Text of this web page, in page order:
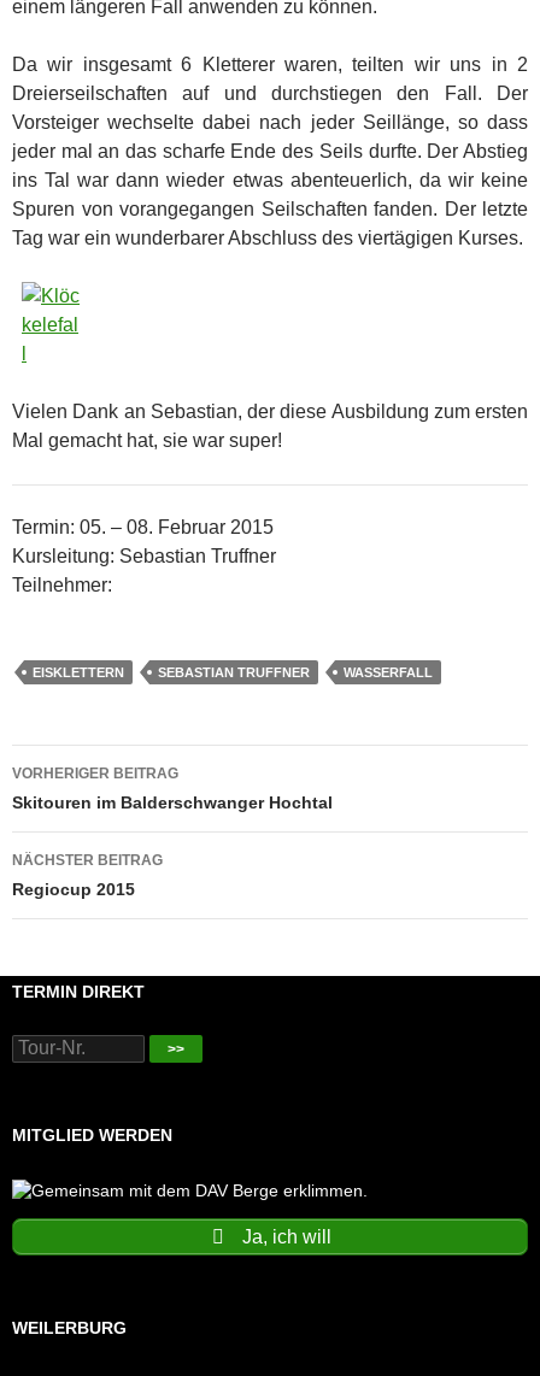
einem längeren Fall anwenden zu können.
Da wir insgesamt 6 Kletterer waren, teilten wir uns in 2
Dreierseilschaften auf und durchstiegen den Fall. Der
Vorsteiger wechselte dabei nach jeder Seillänge, so dass
jeder mal an das scharfe Ende des Seils durfte. Der Abstieg
ins Tal war dann wieder etwas abenteuerlich, da wir keine
Spuren von vorangegangen Seilschaften fanden. Der letzte
Tag war ein wunderbarer Abschluss des viertägigen Kurses.
Vielen Dank an Sebastian, der diese Ausbildung zum ersten
Mal gemacht hat, sie war super!
Termin: 05. – 08. Februar 2015
Kursleitung: Sebastian Truffner
Teilnehmer:
EISKLETTERN SEBASTIAN TRUFFNER WASSERFALL
Beitragsnavigation
VORHERIGER BEITRAG
Skitouren im Balderschwanger Hochtal
NÄCHSTER BEITRAG
Regiocup 2015
TERMIN DIREKT
>>
MITGLIED WERDEN
Ja, ich will
WEILERBURG